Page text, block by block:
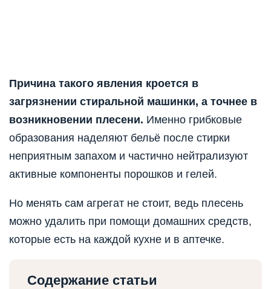
Причина такого явления кроется в
загрязнении стиральной машинки, а точнее в
возникновении плесени. Именно грибковые
образования наделяют бельё после стирки
неприятным запахом и частично нейтрализуют
активные компоненты порошков и гелей.
Но менять сам агрегат не стоит, ведь плесень
можно удалить при помощи домашних средств,
которые есть на каждой кухне и в аптечке.
Содержание статьи